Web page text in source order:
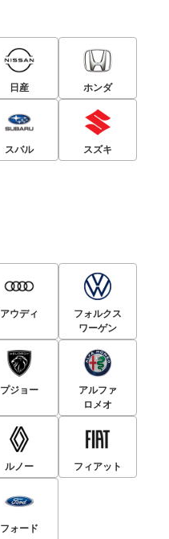
日産 ホンダ
スバル スズキ
アウディ
フォルクス
ワーゲン
プジョー
アルファ
ロメオ
ルノー フィアット
フォード